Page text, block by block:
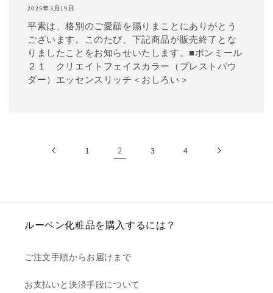
2025年3月19日
平素は、格別のご愛顧を賜りまことにありがとう
ございます。このたび、下記商品が販売終了とな
りましたことをお知らせいたします。■ボンミール
２１ クリエイトフェイスカラー（プレストパウ
ダー）エッセンスリッチ＜おしろい＞
1 2 3 4
ルーベン化粧品を購入するには？
ご注文手順からお届けまで
お支払いと決済手段について